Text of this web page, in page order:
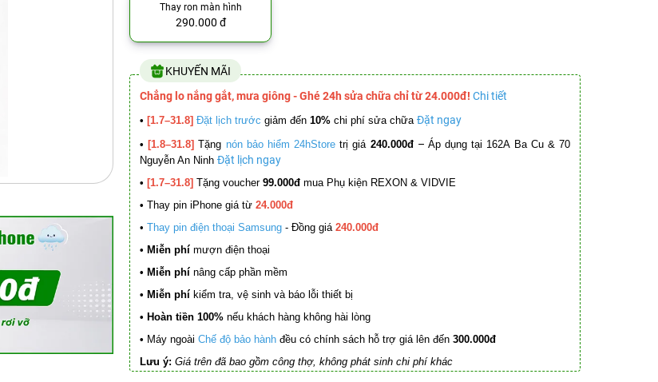
Thay ron màn hình
290.000 đ
KHUYẾN MÃI
Chẳng lo nắng gắt, mưa giông - Ghé 24h sửa chữa chỉ từ 24.000đ! Chi tiết
• [1.7–31.8] Đặt lịch trước giảm đến 10% chi phí sửa chữa Đặt ngay
• [1.8–31.8] Tặng nón bảo hiểm 24hStore trị giá 240.000đ – Áp dụng tại 162A Ba Cu & 70
Nguyễn An Ninh Đặt lịch ngay
• [1.7–31.8] Tặng voucher 99.000đ mua Phụ kiện REXON & VIDVIE
• Thay pin iPhone giá từ 24.000đ
• Thay pin điện thoại Samsung - Đồng giá 240.000đ
• Miễn phí mượn điện thoại
• Miễn phí nâng cấp phần mềm
• Miễn phí kiểm tra, vệ sinh và báo lỗi thiết bị
• Hoàn tiền 100% nếu khách hàng không hài lòng
• Máy ngoài Chế độ bảo hành đều có chính sách hỗ trợ giá lên đến 300.000đ
Lưu ý: Giá trên đã bao gồm công thợ, không phát sinh chi phí khác